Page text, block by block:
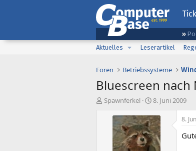
Aktuelles
Leserartikel
Foren Betriebssysteme
Bluescreen
E
Spawnferkel
E
s
t
e
l
8. Juni 2009
8.